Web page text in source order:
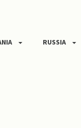
RUSSIA